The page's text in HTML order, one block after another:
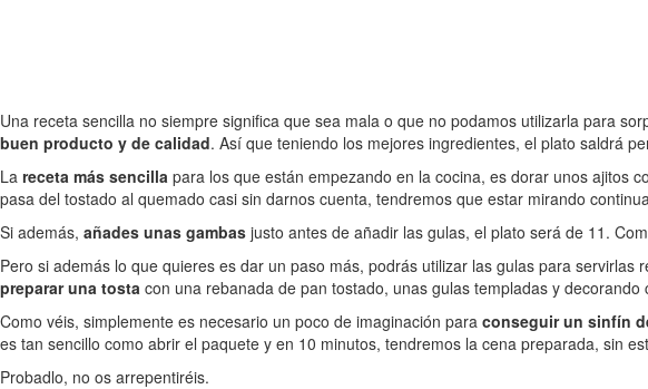
Una receta sencilla no siempre significa que sea mala o que no podamos utilizarla para
buen producto y de calidad. Así que teniendo los mejores ingredientes, el plato saldrá
La receta más sencilla para los que están empezando en la cocina, es dorar unos ajitos
pasa del tostado al quemado casi sin darnos cuenta, tendremos que estar mirando
Si además, añades unas gambas justo antes de añadir las gulas, el plato será de 11.
Pero si además lo que quieres es dar un paso más, podrás utilizar las gulas para
preparar una tosta con una rebanada de pan tostado, unas gulas templadas y decorando
Como véis, simplemente es necesario un poco de imaginación para conseguir un sinfín
es tan sencillo como abrir el paquete y en 10 minutos, tendremos la cena preparada, sin
Probadlo, no os arrepentiréis.